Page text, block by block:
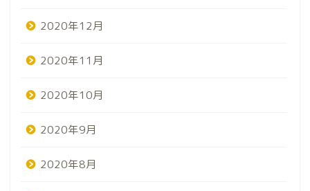
2020年12月
2020年11月
2020年10月
2020年9月
2020年8月